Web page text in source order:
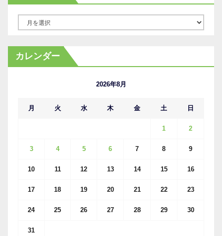
カ
イ
カレンダー
2026年8月
月 火 水 木 金 土 日
1 2
3 4 5 6 7 8 9
10 11 12 13 14 15 16
17 18 19 20 21 22 23
24 25 26 27 28 29 30
31